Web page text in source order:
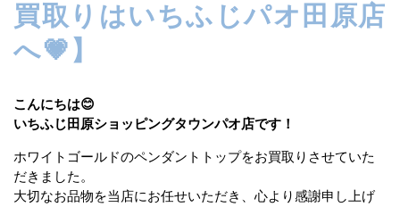
買取りはいちふじパオ田原店
へ💗】
こんにちは😊
いちふじ田原ショッピングタウンパオ店です！
ホワイトゴールドのペンダントトップをお買取りさせていた
だきました。
大切なお品物を当店にお任せいただき、心より感謝申し上げ